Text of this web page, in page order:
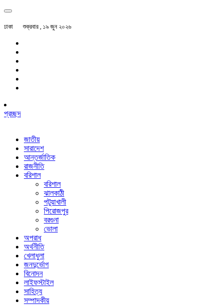
ঢাকা শুক্রবার , ১৯ জুন ২০২৬
প্রচ্ছদ
জাতীয়
সারাদেশ
আন্তর্জাতিক
রাজনীতি
বরিশাল
বরিশাল
ঝালকাঠী
পটুয়াখালী
পিরোজপুর
বরগুনা
ভোলা
অপরাধ
অর্থনীতি
খেলাধুলা
জনদুর্ভোগ
বিনোদন
লাইফস্টাইল
সাহিত্য
সম্পাদকীয়